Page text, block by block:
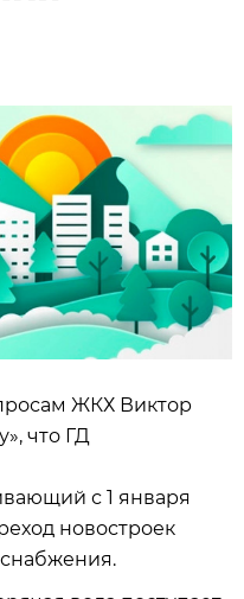
ЖКХ Виктор
что ГД
с 1 января
новостроек